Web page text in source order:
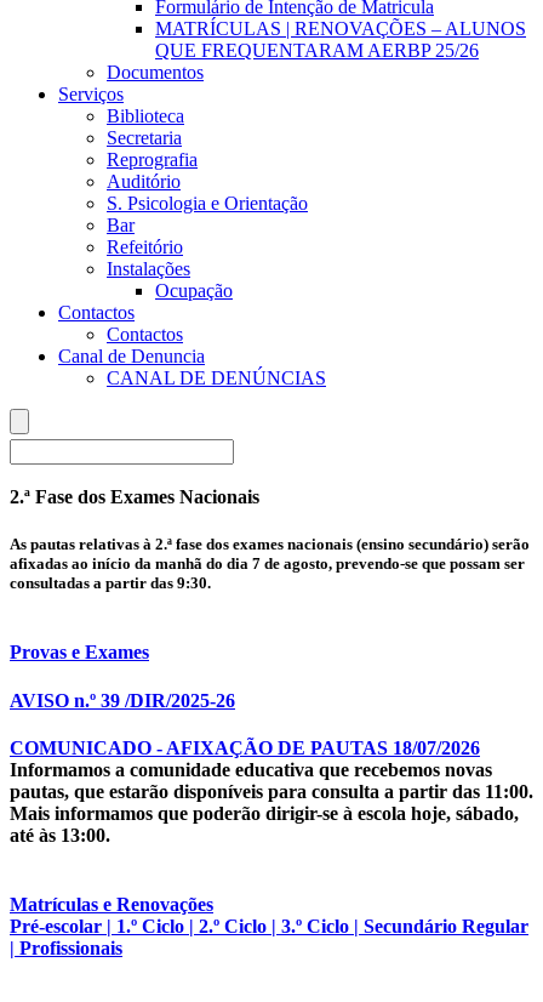
Formulário de Intenção de Matricula
MATRÍCULAS | RENOVAÇÕES – ALUNOS
QUE FREQUENTARAM AERBP 25/26
Documentos
Serviços
Biblioteca
Secretaria
Reprografia
Auditório
S. Psicologia e Orientação
Bar
Refeitório
Instalações
Ocupação
Contactos
Contactos
Canal de Denuncia
CANAL DE DENÚNCIAS
2.ª Fase dos Exames Nacionais
As pautas relativas à 2.ª fase dos exames nacionais (ensino secundário) serão
afixadas ao início da manhã do dia 7 de agosto, prevendo-se que possam ser
consultadas a partir das 9:30.
Provas e Exames
AVISO n.º 39 /DIR/2025-26
COMUNICADO - AFIXAÇÃO DE PAUTAS 18/07/2026
Informamos a comunidade educativa que recebemos novas
pautas, que estarão disponíveis para consulta a partir das 11:00.
Mais informamos que poderão dirigir-se à escola hoje, sábado,
até às 13:00.
Matrículas e Renovações
Pré-escolar | 1.º Ciclo | 2.º Ciclo | 3.º Ciclo | Secundário Regular
| Profissionais